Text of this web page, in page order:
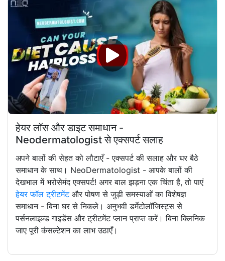
हेयर लॉस और डाइट समाधान -
Neodermatologist से एक्सपर्ट सलाह
अपने बालों की सेहत को लौटाएँ - एक्सपर्ट की सलाह और घर बैठे
समाधान के साथ। NeoDermatologist - आपके बालों की
देखभाल में भरोसेमंद एक्सपर्ट! अगर बाल झड़ना एक चिंता है, तो पाएं
हेयर फॉल ट्रीटमेंटऔर पोषण से जुड़ी समस्याओं का विशेषज्ञ
समाधान - बिना घर से निकले। अनुभवी डर्मेटोलॉजिस्ट्स से
पर्सनलाइज़्ड गाइडेंस और ट्रीटमेंट प्लान प्राप्त करें। बिना क्लिनिक
जाए पूरी कंसल्टेशन का लाभ उठाएँ।